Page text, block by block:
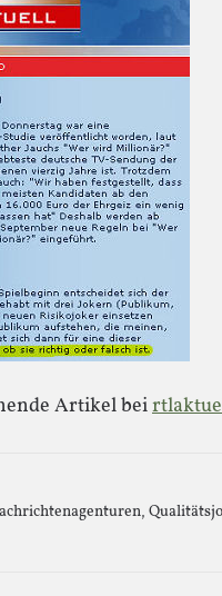
Artikel bei
,